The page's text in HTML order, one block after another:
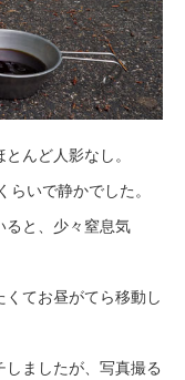
んど人影なし。
いで静かでした。
ると、少々窒息気
てお昼がてら移動し
ましたが、写真撮る